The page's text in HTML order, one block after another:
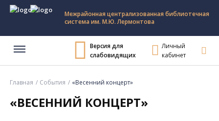
Межрайонная централизованная библиотечная
система им. М.Ю. Лермонтова
Версия для
слабовидящих
Личный
кабинет
Главная События «Весенний концерт»
«ВЕСЕННИЙ КОНЦЕРТ»